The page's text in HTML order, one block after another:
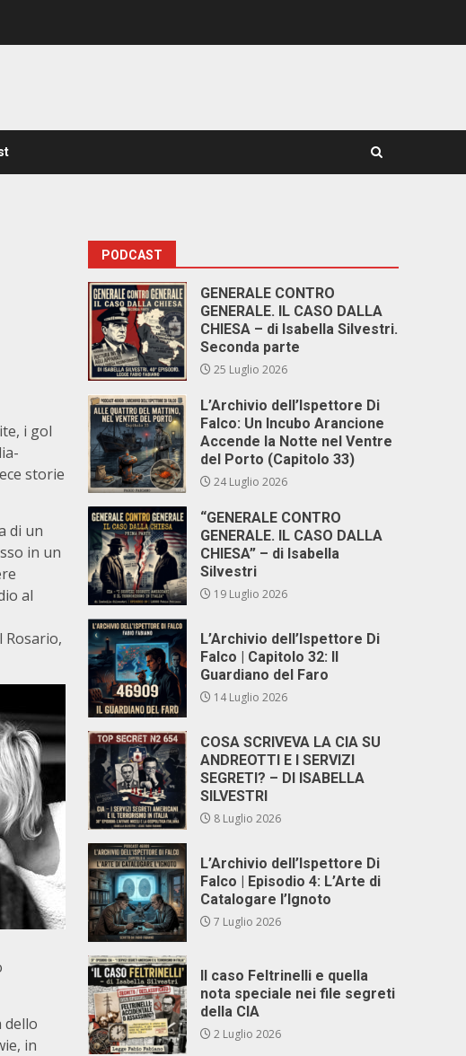
i gol
storie
di un
in un
al
Rosario,
dello
in
PODCAST
GENERALE CONTRO
GENERALE. IL CASO DALLA
CHIESA – di Isabella Silvestri.
Seconda parte
25 Luglio 2026
L’Archivio dell’Ispettore Di
Falco: Un Incubo Arancione
Accende la Notte nel Ventre
del Porto (Capitolo 33)
24 Luglio 2026
“GENERALE CONTRO
GENERALE. IL CASO DALLA
CHIESA” – di Isabella
Silvestri
19 Luglio 2026
L’Archivio dell’Ispettore Di
Falco | Capitolo 32: Il
Guardiano del Faro
14 Luglio 2026
COSA SCRIVEVA LA CIA SU
ANDREOTTI E I SERVIZI
SEGRETI? – DI ISABELLA
SILVESTRI
8 Luglio 2026
L’Archivio dell’Ispettore Di
Falco | Episodio 4: L’Arte di
Catalogare l’Ignoto
7 Luglio 2026
Il caso Feltrinelli e quella
nota speciale nei file segreti
della CIA
2 Luglio 2026